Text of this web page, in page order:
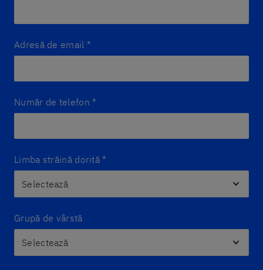
Adresă de email *
Număr de telefon *
Limba străină dorită *
Grupă de vârstă